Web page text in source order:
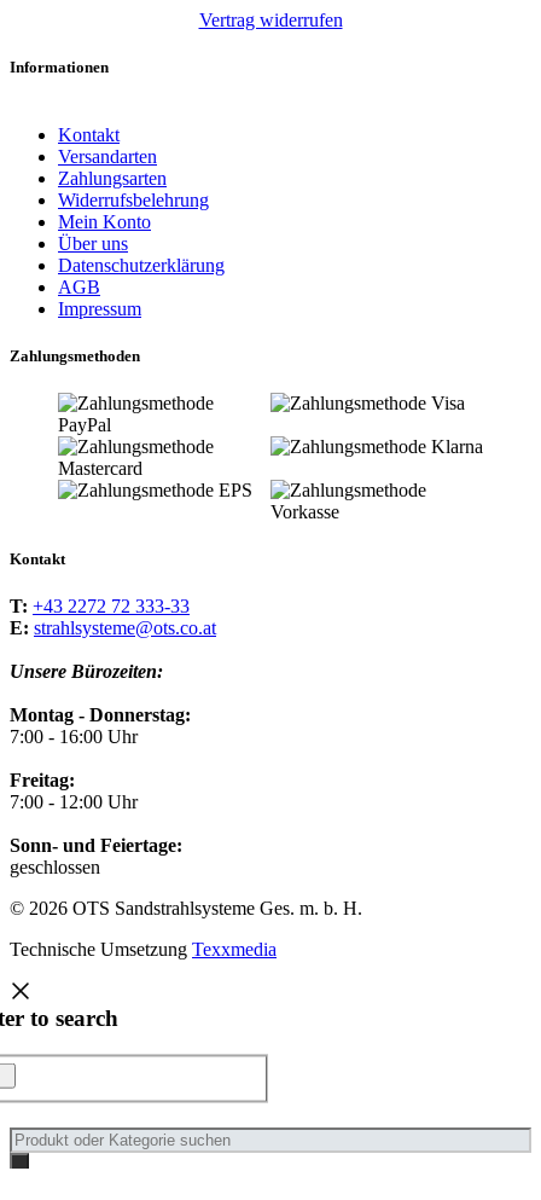
Vertrag widerrufen
Informationen
Kontakt
Versandarten
Zahlungsarten
Widerrufsbelehrung
Mein Konto
Über uns
Datenschutzerklärung
AGB
Impressum
Zahlungsmethoden
Kontakt
T: +43 2272 72 333-33
E: strahlsysteme@ots.co.at
Unsere Bürozeiten:
Montag - Donnerstag:
7:00 - 16:00 Uhr
Freitag:
7:00 - 12:00 Uhr
Sonn- und Feiertage:
geschlossen
© 2026 OTS Sandstrahlsysteme Ges. m. b. H.
Technische Umsetzung Texxmedia
to search
Products
search